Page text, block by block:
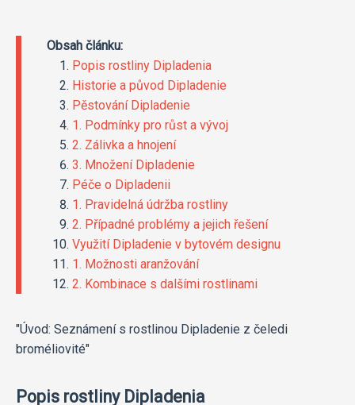
Obsah článku:
Popis rostliny Dipladenia
Historie a původ Dipladenie
Pěstování Dipladenie
1. Podmínky pro růst a vývoj
2. Zálivka a hnojení
3. Množení Dipladenie
Péče o Dipladenii
1. Pravidelná údržba rostliny
2. Případné problémy a jejich řešení
Využití Dipladenie v bytovém designu
1. Možnosti aranžování
2. Kombinace s dalšími rostlinami
"Úvod: Seznámení s rostlinou Dipladenie z čeledi
broméliovité"
Popis rostliny Dipladenia